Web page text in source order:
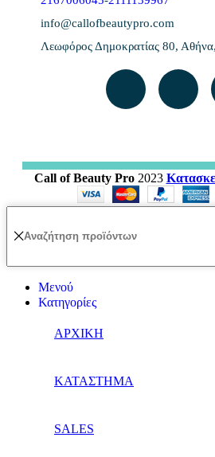
info@callofbeautypro.com
Λεωφόρος Δημοκρατίας 80,
Call of Beauty Pro 2023
Μενού
Κατηγορίες
ΑΡΧΙΚΗ
ΚΑΤΑΣΤΗΜΑ
SALES